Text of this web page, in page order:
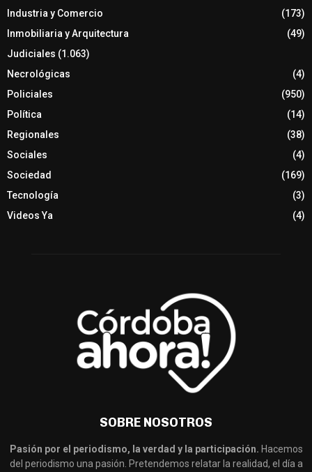
Industria y Comercio
(173)
Inmobiliaria y Arquitectura
(49)
Judiciales (1.063)
Necrológicas
(4)
Policiales
(950)
Política
(14)
Regionales
(38)
Sociales
(4)
Sociedad
(169)
Tecnología
(3)
Videos Ya
(4)
SOBRE NOSOTROS
Pasión por el periodismo, la verdad y la participación. Hacemos
del periodismo una pasión. Pretendemos relatar la realidad, el día a